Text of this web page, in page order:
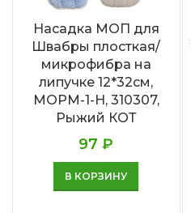
Насадка МОП для
Швабры плосткая/
микрофибра на
липучке 12*32см,
МОРМ-1-Н, 310307,
Рыжий КОТ
97₽
В КОРЗИНУ